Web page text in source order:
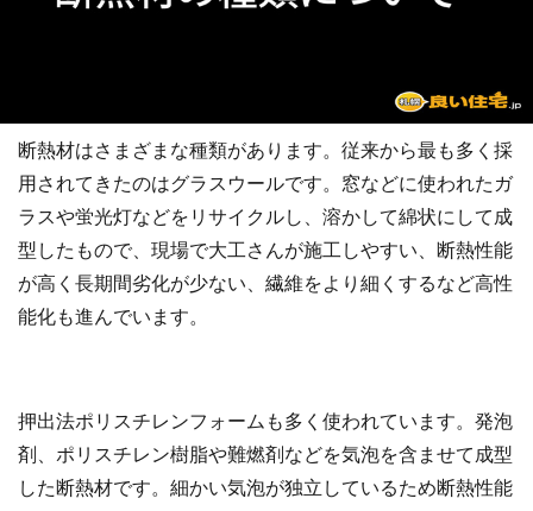
断熱材はさまざまな種類があります。従来から最も多く採
用されてきたのはグラスウールです。窓などに使われたガ
ラスや蛍光灯などをリサイクルし、溶かして綿状にして成
型したもので、現場で大工さんが施工しやすい、断熱性能
が高く長期間劣化が少ない、繊維をより細くするなど高性
能化も進んでいます。
押出法ポリスチレンフォームも多く使われています。発泡
剤、ポリスチレン樹脂や難燃剤などを気泡を含ませて成型
した断熱材です。細かい気泡が独立しているため断熱性能